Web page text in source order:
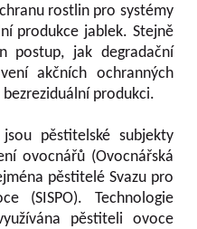
rostlin pro systémy
produkce jablek. Stejně
postup, jak degradační
akčních ochranných
produkci.
pěstitelské subjekty
ovocnářů (Ovocnářská
pěstitelé Svazu pro
(SISPO). Technologie
pěstiteli ovoce